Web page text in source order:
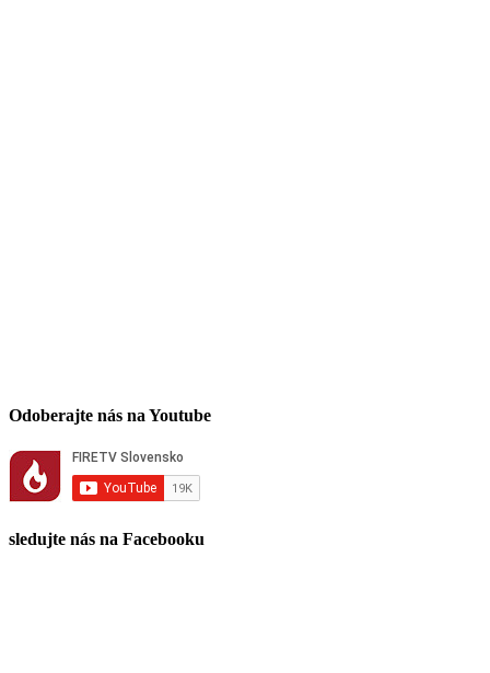
Odoberajte nás na Youtube
sledujte nás na Facebooku